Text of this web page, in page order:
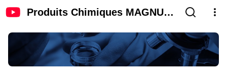
Produits Chimiques MAGNUS